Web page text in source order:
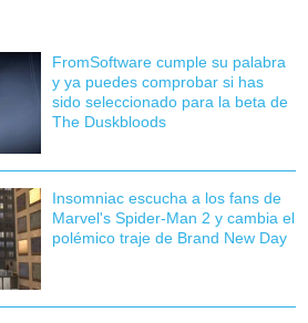
FromSoftware cumple su palabra
y ya puedes comprobar si has
sido seleccionado para la beta de
The Duskbloods
Insomniac escucha a los fans de
Marvel's Spider-Man 2 y cambia el
polémico traje de Brand New Day